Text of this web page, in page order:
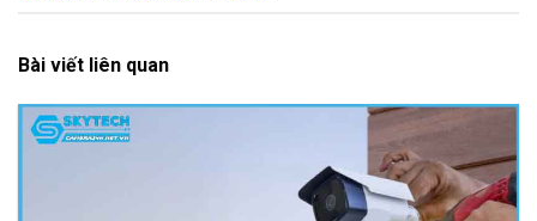
Bài viết liên quan